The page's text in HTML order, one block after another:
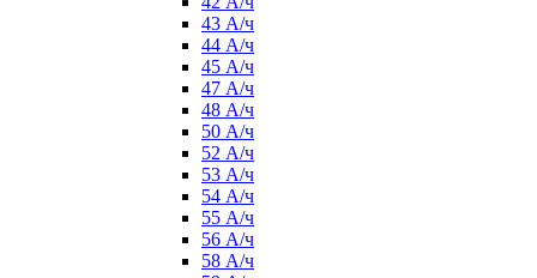
43 А/ч
44 А/ч
45 А/ч
47 А/ч
48 А/ч
50 А/ч
52 А/ч
53 А/ч
54 А/ч
55 А/ч
56 А/ч
58 А/ч